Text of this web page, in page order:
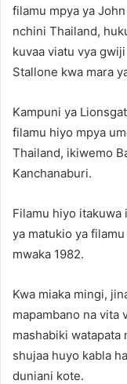
filamu mpya ya
nchini Thailand,
kuvaa viatu vya
Stallone kwa mara
Kampuni ya
filamu hiyo mpya
Thailand, ikiwemo
Kanchanaburi.
Filamu hiyo itakuwa
ya matukio ya
mwaka 1982.
Kwa miaka mingi,
mapambano na vita
mashabiki watapata
shujaa huyo kabla
duniani kote.